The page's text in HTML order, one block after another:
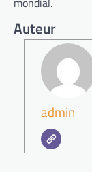
Auteur
admin